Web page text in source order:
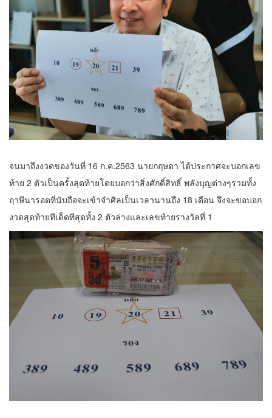
จนมาถึงงวดของวันที่ 16 ก.ค.2563 นายกฤษดา ได้ประกาศจะบอกเลข
ท้าย 2 ตัวเป็นครั้งสุดท้ายโดยบอกว่าสิ่งศักดิ์สิทธิ์ พลังบุญต่างๆรวมทั้ง
ฤาษีนารอดที่นับถือจะเข้าจำศิลเป็นเวลานานถึง 18 เดือน จึงจะขอบอก
งวดสุดท้ายทีเด็ดทีสุดทั้ง 2 ตัวล่างและเลขท้ายรางวัลที่ 1